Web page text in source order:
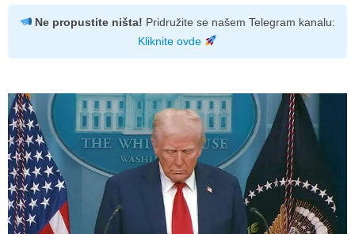
Ne propustite ništa! Pridružite se našem Telegram kanalu:
Kliknite ovde